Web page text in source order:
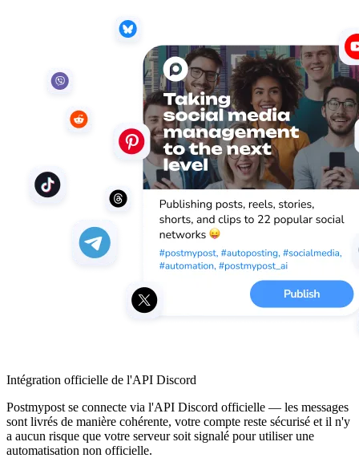
Intégration officielle de l'API Discord
Postmypost se connecte via l'API Discord officielle — les messages
sont livrés de manière cohérente, votre compte reste sécurisé et il n'y
a aucun risque que votre serveur soit signalé pour utiliser une
automatisation non officielle.